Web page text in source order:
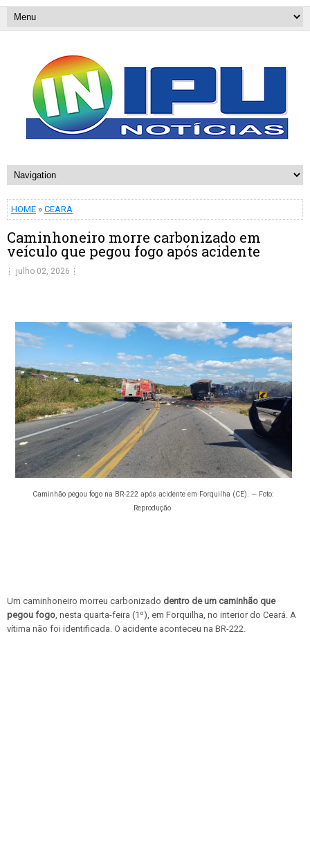
HOME » CEARA
Caminhoneiro morre carbonizado em
veículo que pegou fogo após acidente
julho 02, 2026
Caminhão pegou fogo na BR-222 após acidente em Forquilha (CE). — Foto:
Reprodução
Um caminhoneiro morreu carbonizado dentro de um caminhão que
pegou fogo , nesta quarta-feira (1º), em Forquilha, no interior do Ceará. A
vítima não foi identificada. O acidente aconteceu na BR-222.